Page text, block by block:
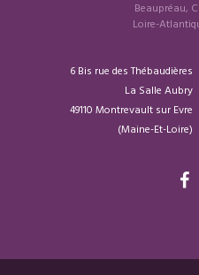
Beaupréau,
Loire-
6 Bis rue des Thébaudières
La Salle Aubry
49110 Montrevault sur Evre
(Maine-Et-Loire)